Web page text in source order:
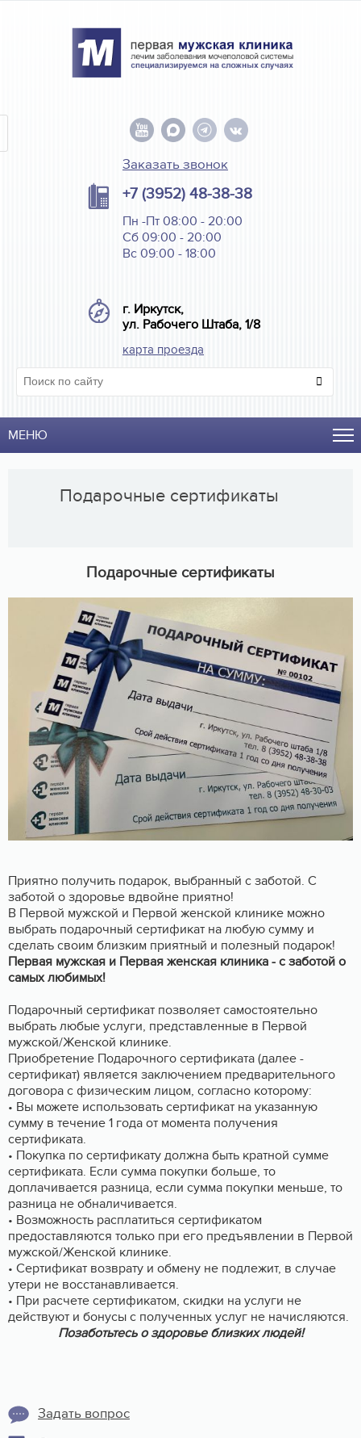
Заказать звонок
+7 (3952) 48-38-38
Пн -Пт 08:00 - 20:00
Сб 09:00 - 20:00
Вс 09:00 - 18:00
г. Иркутск,
ул. Рабочего Штаба, 1/8
карта проезда
МЕНЮ
Подарочные сертификаты
Подарочные сертификаты
Приятно получить подарок, выбранный с заботой. С
заботой о здоровье вдвойне приятно!
В Первой мужской и Первой женской клинике можно
выбрать подарочный сертификат на любую сумму и
сделать своим близким приятный и полезный подарок!
Первая мужская и Первая женская клиника - с заботой о
самых любимых!
Подарочный сертификат позволяет самостоятельно
выбрать любые услуги, представленные в Первой
мужской/Женской клинике.
Приобретение Подарочного сертификата (далее -
сертификат) является заключением предварительного
договора с физическим лицом, согласно которому:
• Вы можете использовать сертификат на указанную
сумму в течение 1 года от момента получения
сертификата.
• Покупка по сертификату должна быть кратной сумме
сертификата. Если сумма покупки больше, то
доплачивается разница, если сумма покупки меньше, то
разница не обналичивается.
• Возможность расплатиться сертификатом
предоставляются только при его предъявлении в Первой
мужской/Женской клинике.
• Сертификат возврату и обмену не подлежит, в случае
утери не восстанавливается.
• При расчете сертификатом, скидки на услуги не
действуют и бонусы с полученных услуг не начисляются.
Позаботьтесь о здоровье близких людей!
Задать вопрос